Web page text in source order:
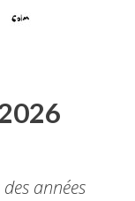
années